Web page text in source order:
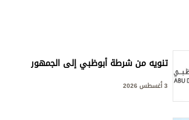
تنويه من شرطة أبوظبي إلى الجمهور